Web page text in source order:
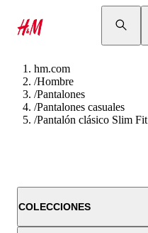
hm.com
/Hombre
/Pantalones
/Pantalones casuales
/Pantalón clásico Slim Fit
COLECCIONES